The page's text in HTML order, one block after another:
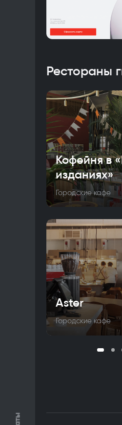
Рестораны
Кофейня в
изданиях»
Городские кафе
Aster
Городские кафе